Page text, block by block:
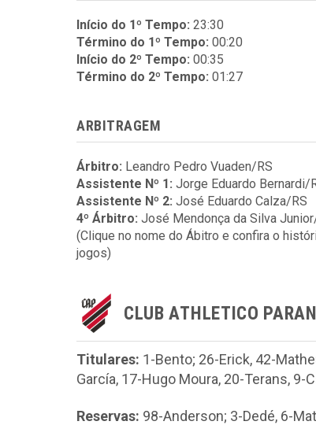
Início do 1º Tempo: 23:30
Término do 1º Tempo: 00:20
Início do 2º Tempo: 00:35
Término do 2º Tempo: 01:27
ARBITRAGEM
Árbitro: Leandro Pedro Vuaden/RS
Assistente Nº 1: Jorge Eduardo Bernardi/
Assistente Nº 2: José Eduardo Calza/RS
4º Árbitro: José Mendonça da Silva
(Clique no nome do Ábitro e confira o
jogos)
CLUB ATHLETICO
Titulares: 1-Bento; 26-Erick, 42-
García, 17-Hugo Moura, 20-Terans,
Reservas: 98-Anderson; 3-Dedé, 6-